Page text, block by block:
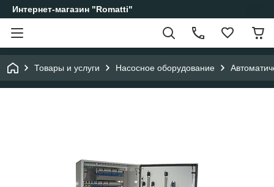
Интернет-магазин "Romatti"
Товары и услуги Насосное оборудование